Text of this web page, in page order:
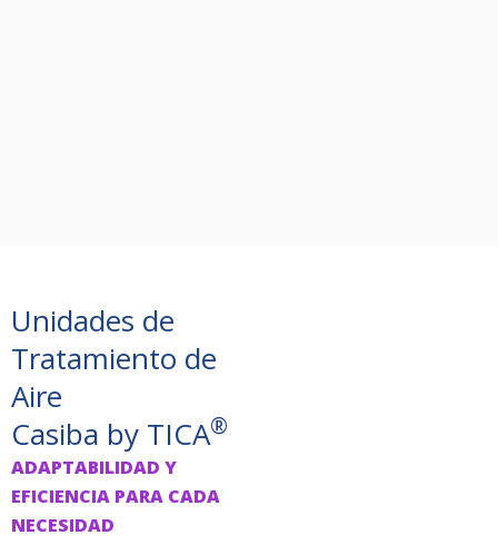
Unidades de
Tratamiento de
Aire
Casiba by TICA®
ADAPTABILIDAD Y
EFICIENCIA PARA CADA
NECESIDAD